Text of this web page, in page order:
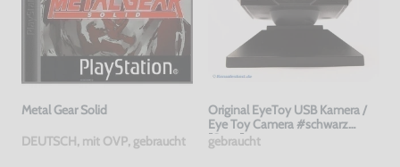
Metal Gear Solid
DEUTSCH, mit OVP, gebraucht
Original EyeToy USB Kamera /
Eye Toy Camera #schwarz
[Sony]
gebraucht